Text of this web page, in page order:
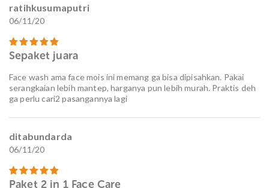
ratihkusumaputri
06/11/20
Dinilai5
dari 5
Sepaket juara
Face wash ama face mois ini memang ga bisa dipisahkan. Pakai
serangkaian lebih mantep, harganya pun lebih murah. Praktis deh
ga perlu cari2 pasangannya lagi
ditabundarda
06/11/20
Dinilai 5
Paket 2 in 1 Face Care